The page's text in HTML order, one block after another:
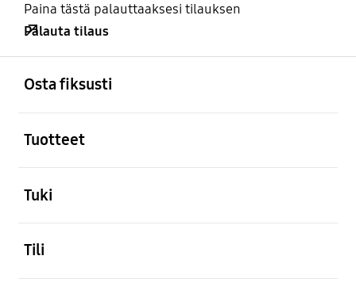
Paina tästä palauttaaksesi tilauksen
Palauta tilaus
Osta fiksusti
Tuotteet
Tuki
Tili